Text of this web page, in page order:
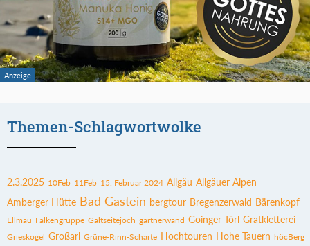
Themen-Schlagwortwolke
2.3.2025 10Feb 11Feb 15. Februar 2024 Allgäu Allgäuer Alpen
Amberger Hütte Bad Gastein bergtour Bregenzerwald Bärenkopf
Ellmau Falkengruppe Galtseitejoch gartnerwand Goinger Törl Gratkletterei
Grieskogel Großarl Grüne-Rinn-Scharte Hochtouren Hohe Tauern höcBerg